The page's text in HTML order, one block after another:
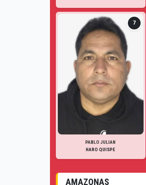
7
PABLO JULIAN
HARO QUISPE
AMAZONAS